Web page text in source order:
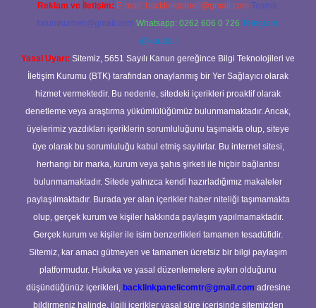
Reklam ve İletişim: E-mail: backlinkpaneli@gmail.com Teams:
forumhizmeti@gmail.com Whatsapp: 0262 606 0 726 Telegram:
@karabul
Yasal Uyarı: Sitemiz, 5651 Sayılı Kanun gereğince Bilgi Teknolojileri ve
İletişim Kurumu (BTK) tarafından onaylanmış bir Yer Sağlayıcı olarak
hizmet vermektedir. Bu nedenle, sitedeki içerikleri proaktif olarak
denetleme veya araştırma yükümlülüğümüz bulunmamaktadır. Ancak,
üyelerimiz yazdıkları içeriklerin sorumluluğunu taşımakta olup, siteye
üye olarak bu sorumluluğu kabul etmiş sayılırlar. Bu internet sitesi,
herhangi bir marka, kurum veya şahıs şirketi ile hiçbir bağlantısı
bulunmamaktadır. Sitede yalnızca kendi hazırladığımız makaleler
paylaşılmaktadır. Burada yer alan içerikler haber niteliği taşımamakta
olup, gerçek kurum ve kişiler hakkında paylaşım yapılmamaktadır.
Gerçek kurum ve kişiler ile isim benzerlikleri tamamen tesadüfidir.
Sitemiz, kar amacı gütmeyen ve tamamen ücretsiz bir bilgi paylaşım
platformudur. Hukuka ve yasal düzenlemelere aykırı olduğunu
düşündüğünüz içerikleri, backlinkpanelicomtr@gmail.com adresine
bildirmeniz halinde, ilgili içerikler yasal süre içerisinde sitemizden